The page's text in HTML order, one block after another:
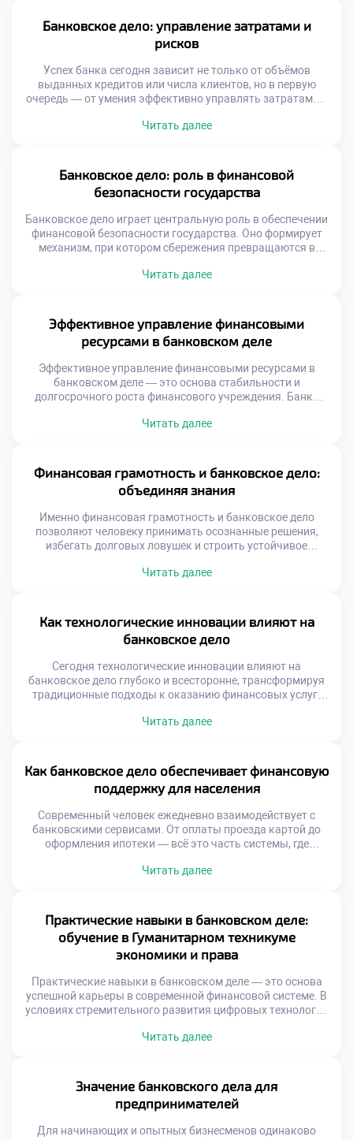
профессиональному росту и личной финансовой
безопасности. Обучение в […]
Банковское дело: управление затратами и
рисков
Успех банка сегодня зависит не только от объёмов
выданных кредитов или числа клиентов, но в первую
очередь — от умения эффективно управлять затратами и
процессов — это фундамент, на котором строится
потраченный на неоптимальные операции, снижает
прибыль. Каждый […]
Читать далее
Банковское дело: роль в финансовой
безопасности государства
Банковское дело играет центральную роль в обеспечении
финансовой безопасности государства. Оно формирует
механизм, при котором сбережения превращаются в
продуктивные сферы. Без эффективной банковской
безопасность — это способность государства сохранять
контроль над своими ресурсами, противостоять кризисам
и […]
Читать далее
Эффективное управление финансовыми
ресурсами в банковском деле
Эффективное управление финансовыми ресурсами в
банковском деле — это основа стабильности и
долгосрочного роста финансового учреждения. Банки
принадлежащих как клиентам, так и самим институтам.
Управление включает в себя не только распределение
средств, но и стратегическое планирование, оценку […]
Читать далее
Финансовая грамотность и банковское дело:
объединяя знания
Именно финансовая грамотность и банковское дело
позволяют человеку принимать осознанные решения,
избегать долговых ловушек и строить устойчивое
работы банков, процентных ставок и условий
учреждения, включая техникумы, играют важную роль в
формировании финансовой культуры у молодёжи.
Программы […]
Читать далее
Как технологические инновации влияют на
банковское дело
Сегодня технологические инновации влияют на
банковское дело глубоко и всесторонне, трансформируя
традиционные подходы к оказанию финансовых услуг.
превращаются в цифровые платформы, где клиент
кликов. Раньше посещение отделения было
обязательным. Сейчас достаточно смартфона с
интернетом. Это […]
Читать далее
Как банковское дело обеспечивает финансовую
поддержку для населения
Современный человек ежедневно взаимодействует с
банковскими сервисами. От оплаты проезда картой до
оформления ипотеки — всё это часть системы, где
для населения. Эта поддержка особенно важна в периоды
значимыми. Банковская сфера сегодня — это не только
кассы и […]
Читать далее
Практические навыки в банковском деле:
обучение в Гуманитарном техникуме
экономики и права
Практические навыки в банковском деле — это основа
успешной карьеры в современной финансовой системе. В
условиях стремительного развития цифровых технологий
должны обладать не только теоретическими знаниями,
реализуется в Гуманитарном техникуме экономики и
права (ГТЭП) […]
Читать далее
Значение банковского дела для
предпринимателей
Для начинающих и опытных бизнесменов одинаково